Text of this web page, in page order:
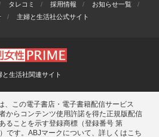
タレコミ 採用情報
お知らせ一覧
主婦と生活社公式サイト
と生活社関連サイト
、この電子書店・電子書籍配信サービス
からコンテンツ使用許諾を得た正規版配信
ることを示す登録商標（登録番号 第
です。ABJマークについて、詳しくはこち